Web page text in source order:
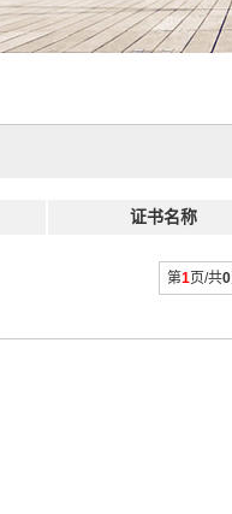
证书名称
第1页/共0